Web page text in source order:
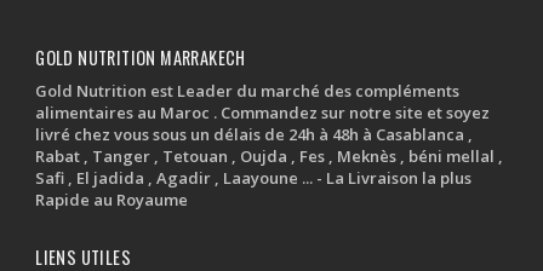
GOLD NUTRITION MARRAKECH
Gold Nutrition est Leader du marché des compléments
alimentaires au Maroc . Commandez sur notre site et soyez
livré chez vous sous un délais de 24h à 48h à Casablanca ,
Rabat , Tanger , Tetouan , Oujda , Fes , Meknès , béni mellal ,
Safi , El jadida , Agadir , Laayoune ... - La Livraison la plus
Rapide au Royaume
LIENS UTILES